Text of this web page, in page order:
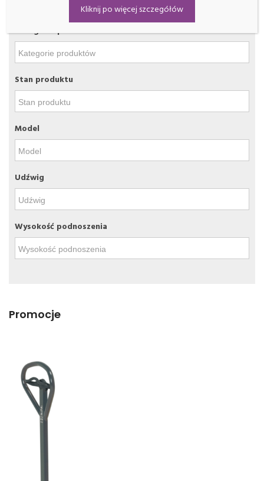
Kategorie produktów
Stan produktu
Model
Udźwig
Wysokość podnoszenia
Promocje
Kliknij po więcej szczegółów